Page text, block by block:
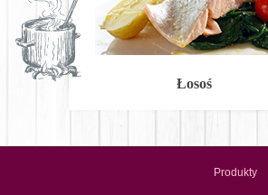
Łosoś
Produkty